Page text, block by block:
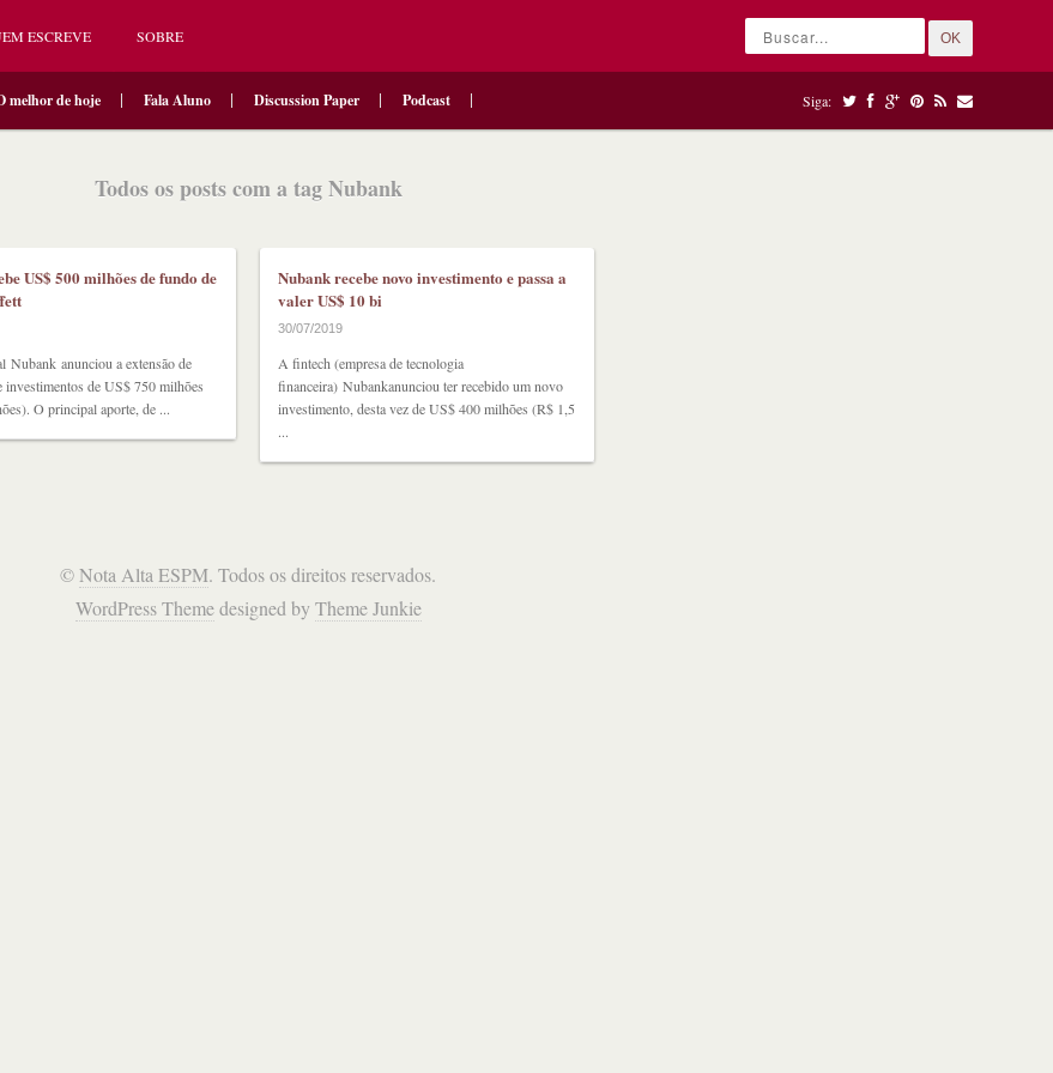
ESCREVE SOBRE OK
melhor de hoje Fala Aluno Discussion Paper Podcast Siga:
Todos os posts com a tag Nubank
US$ 500 milhões de fundo de
Nubank anunciou a extensão de
investimentos de US$ 750 milhões
O principal aporte, de ...
Nubank recebe novo investimento e passa a
valer US$ 10 bi
30/07/2019
A fintech (empresa de tecnologia
financeira) Nubankanunciou ter recebido um novo
investimento, desta vez de US$ 400 milhões (R$ 1,5
...
©Nota Alta ESPM. Todos os direitos reservados.
WordPress Themedesigned by Theme Junkie